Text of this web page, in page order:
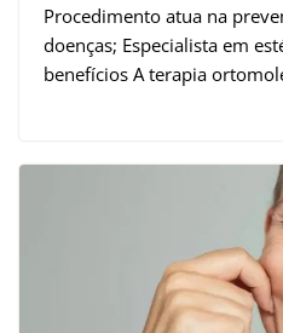
Procedimento atua na
doenças; Especialista em
benefícios A terapia